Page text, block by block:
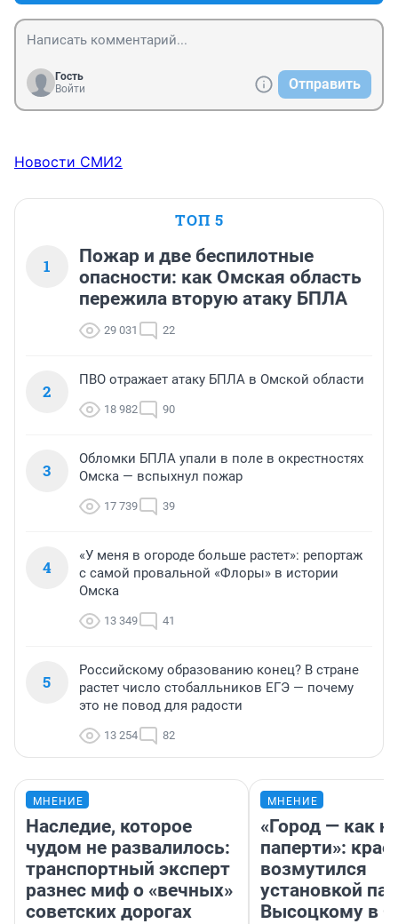
Гость
Войти
Отправить
Новости СМИ2
ТОП 5
1
Пожар и две беспилотные
опасности: как Омская область
пережила вторую атаку БПЛА
29 031 22
2
ПВО отражает атаку БПЛА в Омской области
18 982 90
3
Обломки БПЛА упали в поле в окрестностях
Омска — вспыхнул пожар
17 739 39
4
«У меня в огороде больше растет»: репортаж
с самой провальной «Флоры» в истории
Омска
13 349 41
5
Российскому образованию конец? В стране
растет число стобалльников ЕГЭ — почему
это не повод для радости
13 254 82
МНЕНИЕ
Наследие, которое
чудом не развалилось:
транспортный эксперт
разнес миф о «вечных»
советских дорогах
МНЕНИЕ
«Город — как
паперти»:
возмутился
установкой
Высоцкому в